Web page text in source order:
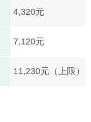
4,320元
7,120元
11,230元（上限）